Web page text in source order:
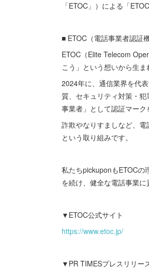
「ETOC」）による「
■ ETOC（電話事業者認証
ETOC（Elite Telecom
こう」という想いから生ま
2024年に、通信業界を代
質、セキュリティ対策・
事業者」として認証マーク
詐欺やなりすましなど、
という取り組みです。
私たちpickuponもETOCの
を続け、健全な電話事業に
▼ETOC公式サイト
https://www.etoc.jp/
▼PR TIMESプレスリリー